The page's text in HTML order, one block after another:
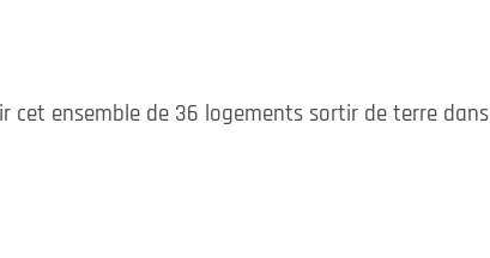
cet ensemble de 36 logements sortir de terre dans